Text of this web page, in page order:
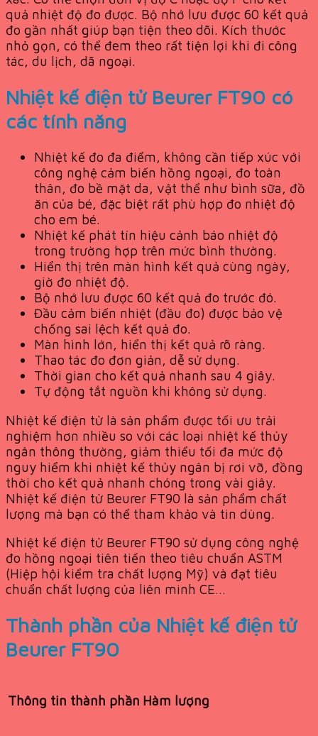
quả nhiệt độ đo được. Bộ nhớ lưu được 60 kết quả
đo gần nhất giúp bạn tiện theo dõi. Kích thước
nhỏ gọn, có thể đem theo rất tiện lợi khi đi công
tác, du lịch, dã ngoại.
Nhiệt kế điện tử Beurer FT90 có
các tính năng
Nhiệt kế đo đa điểm, không cần tiếp xúc với
công nghệ cảm biến hồng ngoại, đo toàn
thân, đo bề mặt da, vật thể như bình sữa, đồ
ăn của bé, đặc biệt rất phù hợp đo nhiệt độ
cho em bé.
Nhiệt kế phát tín hiệu cảnh báo nhiệt độ
trong trường hợp trên mức bình thường.
Hiển thị trên màn hình kết quả cùng ngày,
giờ đo nhiệt độ.
Bộ nhớ lưu được 60 kết quả đo trước đó.
Đầu cảm biến nhiệt (đầu đo) được bảo vệ
chống sai lệch kết quả đo.
Màn hình lớn, hiển thị kết quả rõ ràng.
Thao tác đo đơn giản, dễ sử dụng.
Thời gian cho kết quả nhanh sau 4 giây.
Tự động tắt nguồn khi không sử dụng.
Nhiệt kế điện tử là sản phẩm được tối ưu trải
nghiệm hơn nhiều so với các loại nhiệt kế thủy
ngân thông thường, giảm thiểu tối đa mức độ
nguy hiểm khi nhiệt kế thủy ngân bị rơi vỡ, đồng
thời cho kết quả nhanh chóng trong vài giây.
Nhiệt kế điện tử Beurer FT90 là sản phẩm chất
lượng mà bạn có thể tham khảo và tin dùng.
Nhiệt kế điện tử Beurer FT90 sử dụng công nghệ
đo hồng ngoại tiên tiến theo tiêu chuẩn ASTM
(Hiệp hội kiểm tra chất lượng Mỹ) và đạt tiêu
chuẩn chất lượng của liên minh CE…
Thành phần của Nhiệt kế điện tử
Beurer FT90
Thông tin thành phần Hàm lượng